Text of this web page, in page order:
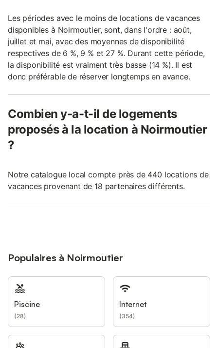
Les périodes avec le moins de locations de vacances
disponibles à Noirmoutier, sont, dans l'ordre : août,
juillet et mai, avec des moyennes de disponibilité
respectives de 6 %, 9 % et 27 %. Durant cette période,
la disponibilité est vraiment très basse (14 %). Il est
donc préférable de réserver longtemps en avance.
Combien y-a-t-il de logements
proposés à la location à Noirmoutier
?
Notre catalogue local compte près de 440 locations de
vacances provenant de 18 partenaires différents.
Populaires à Noirmoutier
Piscine
(28)
Internet
(354)